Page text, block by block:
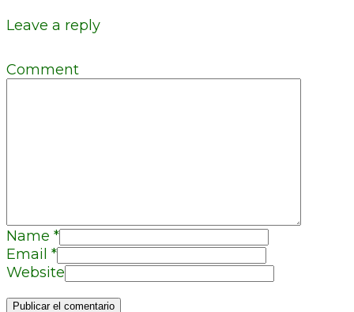
Leave a reply
Comment
Name *
Email *
Website